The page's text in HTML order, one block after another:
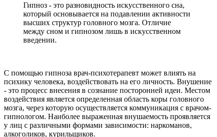
Гипноз - это разновидность искусственного сна,
который основывается на подавлении активности
высших структур головного мозга. Отличие
между сном и гипнозом лишь в искусственном
введении.
С помощью гипноза врач-психотерапевт может влиять на
психику человека, воздействовать на его личность. Внушение
- это процесс внесения в сознание посторонней идеи. Местом
воздействия является определенная область коры головного
мозга, через которую осуществляется коммуникация с врачом-
гипнологом. Наиболее выраженная внушаемость проявляется
у лиц с различными формами зависимости: наркоманов,
алкоголиков, курильщиков.